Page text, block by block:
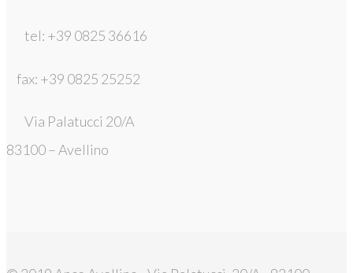
tel: +39 0825 36616
fax: +39 0825 25252
Via Palatucci 20/A
83100 – Avellino